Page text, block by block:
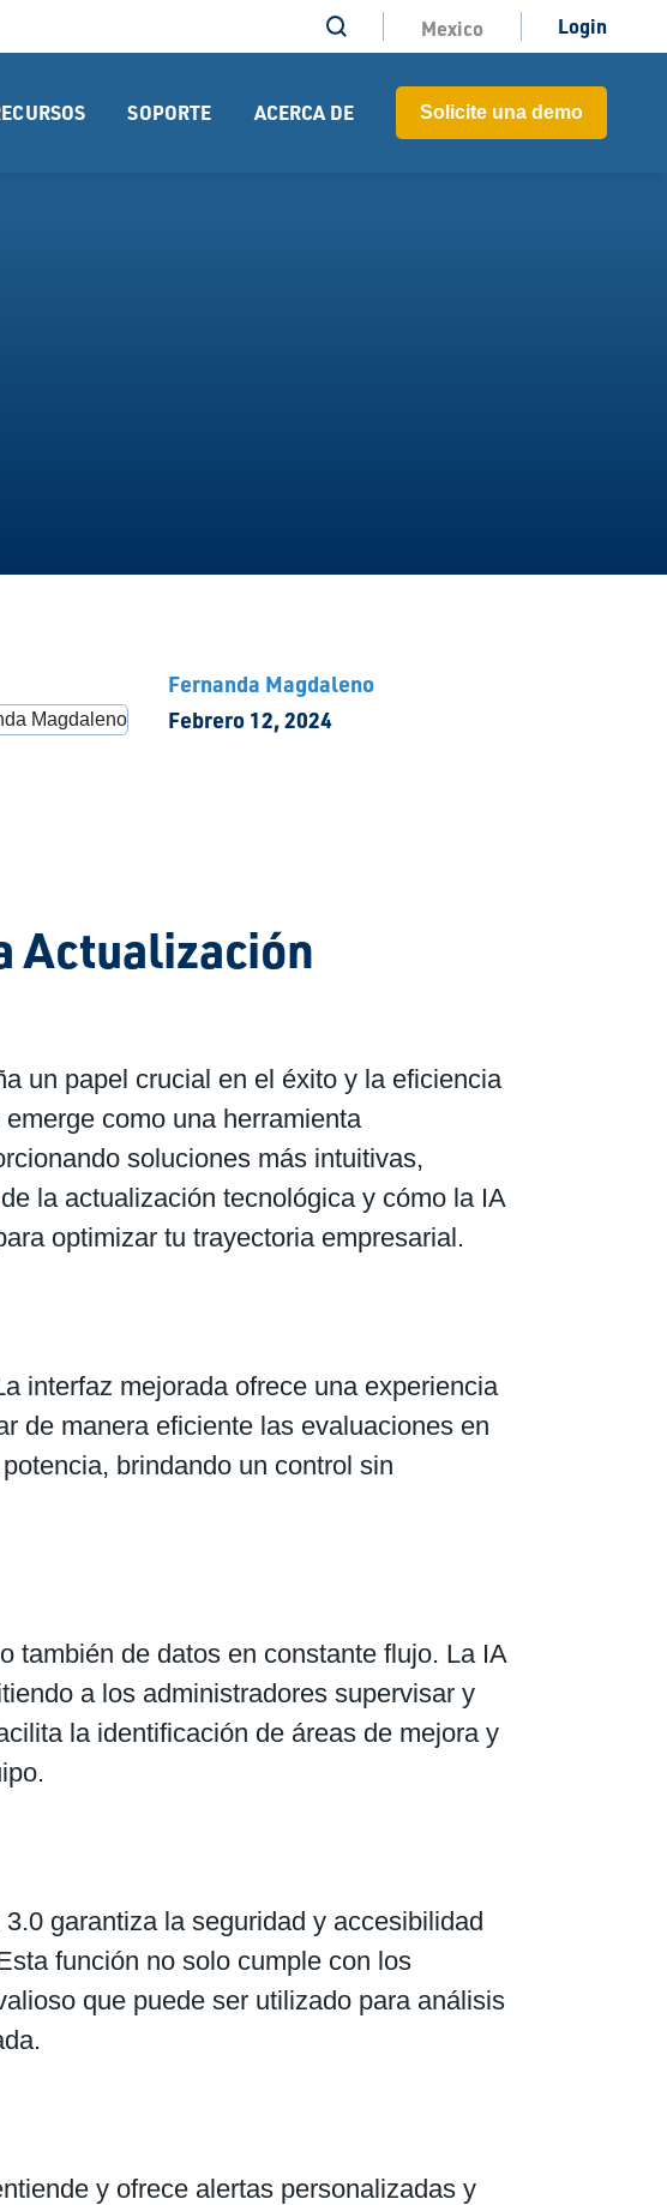
Mexico Login
SOPORTE ACERCA DE Solicite una demo
Fernanda Magdaleno
Febrero 12, 2024
Actualización
un papel crucial en el éxito y la eficiencia
como una herramienta
soluciones más intuitivas,
la actualización tecnológica y cómo la IA
optimizar tu trayectoria empresarial.
interfaz mejorada ofrece una experiencia
de manera eficiente las evaluaciones en
brindando un control sin
también de datos en constante flujo. La IA
a los administradores supervisar y
la identificación de áreas de mejora y
garantiza la seguridad y accesibilidad
función no solo cumple con los
que puede ser utilizado para análisis
y ofrece alertas personalizadas y